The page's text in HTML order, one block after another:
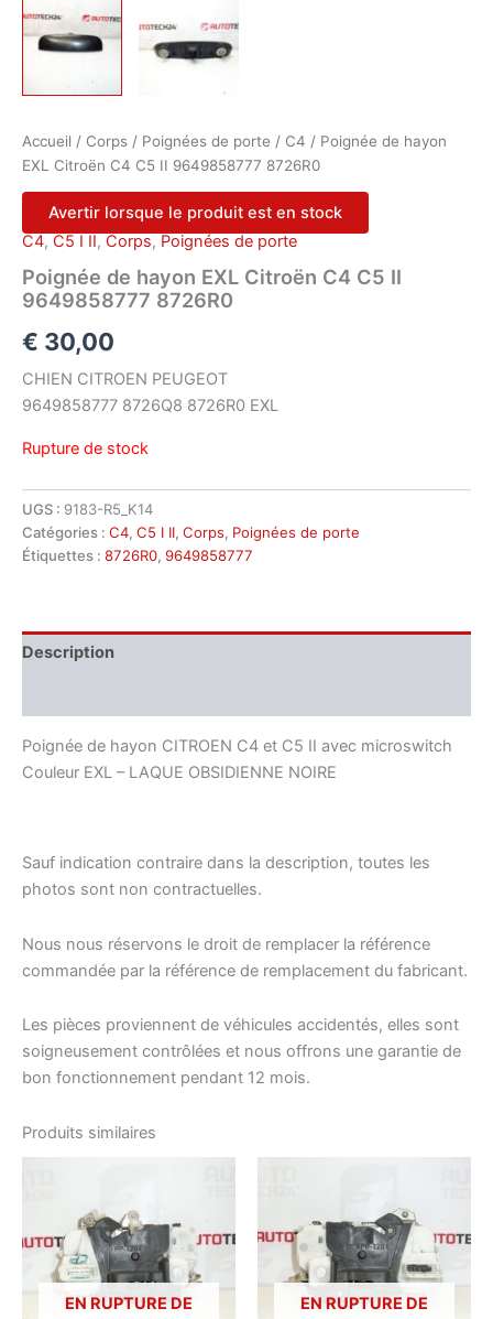
Accueil / Corps / Poignées de porte / C4 / Poignée de hayon
EXL Citroën C4 C5 II 9649858777 8726R0
Avertir lorsque le produit est en stock
C4, C5 I II, Corps, Poignées de porte
Poignée de hayon EXL Citroën C4 C5 II
9649858777 8726R0
€ 30,00
CHIEN CITROEN PEUGEOT
9649858777 8726Q8 8726R0 EXL
Rupture de stock
UGS : 9183-R5_K14
Catégories : C4, C5 I II, Corps, Poignées de porte
Étiquettes : 8726R0, 9649858777
Description
Poignée de hayon CITROEN C4 et C5 II avec microswitch
Couleur EXL – LAQUE OBSIDIENNE NOIRE
Sauf indication contraire dans la description, toutes les
photos sont non contractuelles.
Nous nous réservons le droit de remplacer la référence
commandée par la référence de remplacement du fabricant.
Les pièces proviennent de véhicules accidentés, elles sont
soigneusement contrôlées et nous offrons une garantie de
bon fonctionnement pendant 12 mois.
Produits similaires
EN RUPTURE DE
EN RUPTURE DE